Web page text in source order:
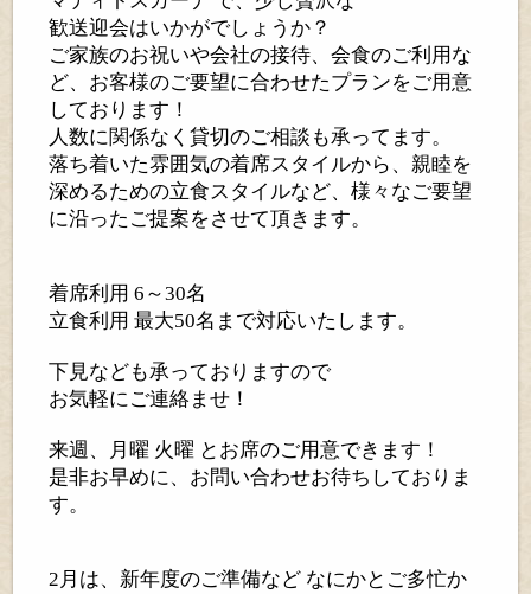
歓送迎会はいかがでしょうか？
ご家族のお祝いや会社の接待、会食のご利用な
ど、お客様のご要望に合わせたプランをご用意
しております！
人数に関係なく貸切のご相談も承ってます。
落ち着いた雰囲気の着席スタイルから、親睦を
深めるための⽴⾷スタイルなど、様々なご要望
に沿ったご提案をさせて頂きます。
着席利用 6～30名
立食利用 最大50名まで対応いたします。
下見なども承っておりますので
お気軽にご連絡ませ！
来週、月曜 火曜 とお席のご用意できます！
是非お早めに、お問い合わせお待ちしておりま
す。
2月は、新年度のご準備など なにかとご多忙か